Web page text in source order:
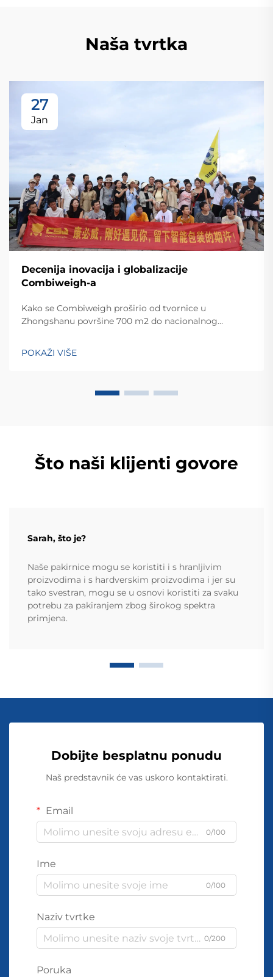
Naša tvrtka
27
Jan
Decenija inovacija i globalizacije
Combiweigh-a
Kako se Combiweigh proširio od tvornice u
Zhongshanu površine 700 m2 do nacionalnog
zemalja. Otkrijte njihova inteligentna rješenja za
POKAŽI VIŠE
Što naši klijenti govore
Sarah, što je?
Naše pakirnice mogu se koristiti i s hranljivim
proizvodima i s hardverskim proizvodima i jer su
tako svestran, mogu se u osnovi koristiti za svaku
potrebu za pakiranjem zbog širokog spektra
primjena.
Dobijte besplatnu ponudu
Naš predstavnik će vas uskoro kontaktirati.
Email
0/100
Ime
0/100
Naziv tvrtke
0/200
Poruka